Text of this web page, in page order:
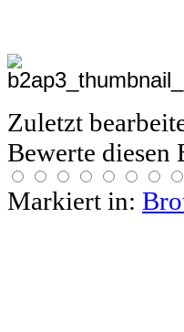
Zuletzt
Bewerte diesen
Markiert in: